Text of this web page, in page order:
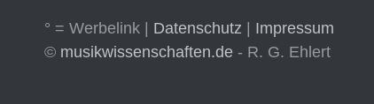
° = Werbelink | Datenschutz
Impressum
© musikwissenschaften.de - R. G. Ehlert